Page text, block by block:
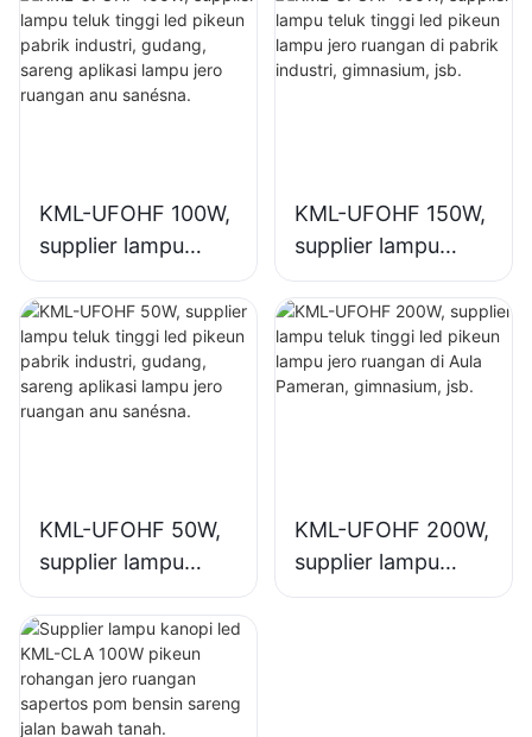
KML-UFOHF 100W,
supplier lampu
teluk tinggi led
pikeun pabrik
industri, gudang,
sareng aplikasi
lampu jero ruangan
KML-UFOHF 150W,
supplier lampu
teluk tinggi led
pikeun lampu jero
ruangan di pabrik
industri,
KML-UFOHF 50W,
supplier lampu
teluk tinggi led
pikeun pabrik
industri, gudang,
sareng aplikasi
lampu jero ruangan
KML-UFOHF 200W,
supplier lampu
teluk tinggi led